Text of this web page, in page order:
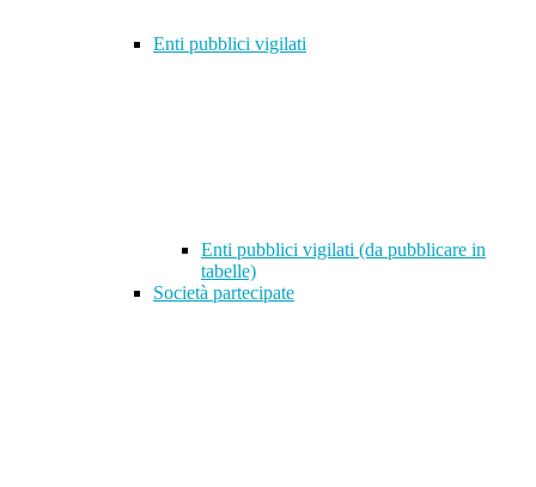
Enti pubblici vigilati
Enti pubblici vigilati (da pubblicare in
tabelle)
Società partecipate